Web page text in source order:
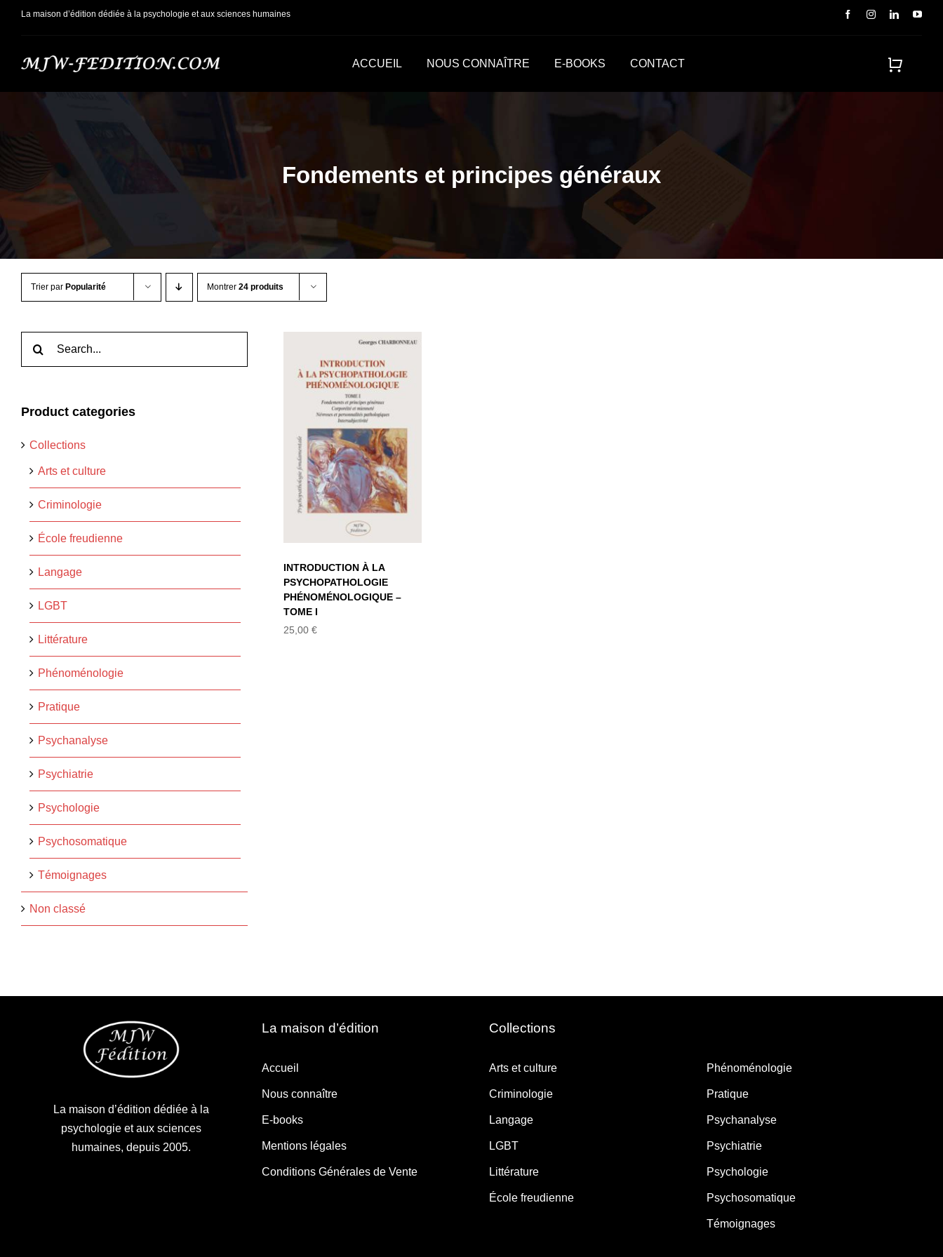
PasserLa maison d’édition dédiée à la psychologie et aux sciences humaines
ACCUEIL NOUS CONNAÎTRE E-BOOKS CONTACT
Fondements et principes généraux
Trier par Popularité Montrer 24 produits
Product categories
Collections
Arts et culture
Criminologie
École freudienne
Langage
LGBT
Littérature
Phénoménologie
Pratique
Psychanalyse
Psychiatrie
Psychologie
Psychosomatique
Témoignages
Non classé
INTRODUCTION À
LA
PSYCHOPATHOLOGIE
PHÉNOMÉNOLOGIQUE
– TOME I
INTRODUCTION À LA
PSYCHOPATHOLOGIE
PHÉNOMÉNOLOGIQUE –
TOME I
25,00 €
La maison d’édition dédiée à la
psychologie et aux sciences
humaines, depuis 2005.
La maison d’édition
Accueil
Nous connaître
E-books
Mentions légales
Conditions Générales de Vente
Collections
Arts et culture
Criminologie
Langage
LGBT
Littérature
École freudienne
Phénoménologie
Pratique
Psychanalyse
Psychiatrie
Psychologie
Psychosomatique
Témoignages